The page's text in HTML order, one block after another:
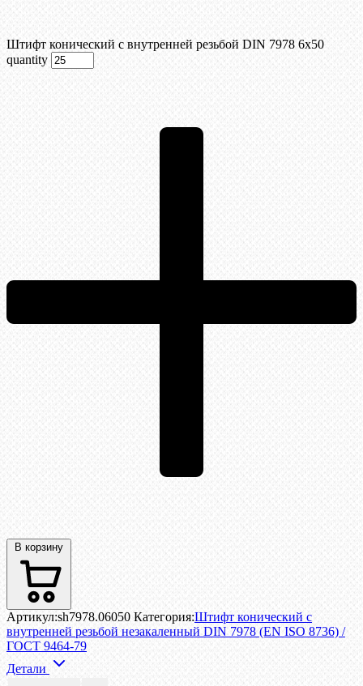
Штифт конический с внутренней резьбой DIN 7978 6х50
quantity
В корзину
Артикул:sh7978.06050 Категория:Штифт конический с
внутренней резьбой незакаленный DIN 7978 (EN ISO 8736) /
ГОСТ 9464-79
Детали